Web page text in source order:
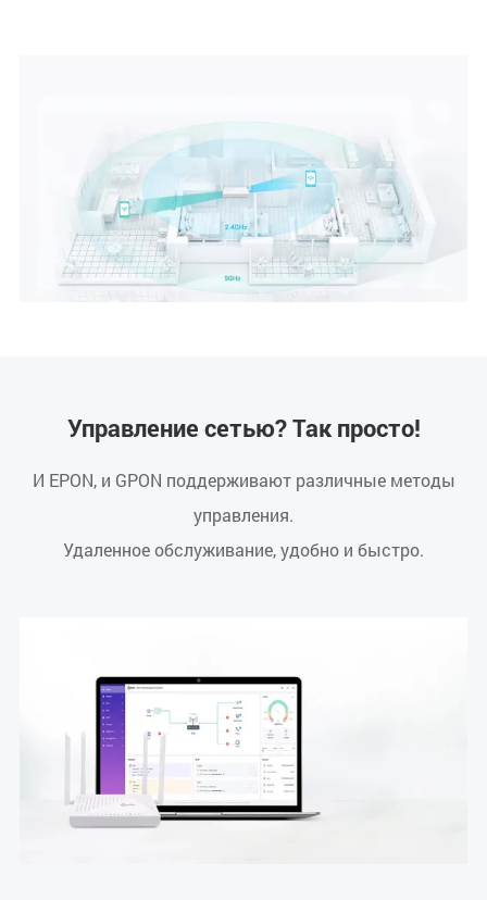
Управление сетью? Так просто!
И EPON, и GPON поддерживают различные методы
управления.
Удаленное обслуживание, удобно и быстро.